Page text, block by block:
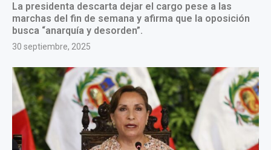
La presidenta descarta dejar el cargo pese a las
marchas del fin de semana y afirma que la oposición
busca “anarquía y desorden”.
30 septiembre, 2025